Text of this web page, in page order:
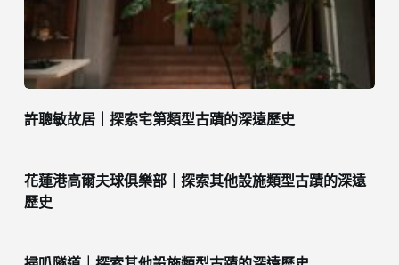
許聰敏故居｜探索宅第類型古蹟的深遠歷史
花蓮港高爾夫球俱樂部｜探索其他設施類型古蹟的深遠
歷史